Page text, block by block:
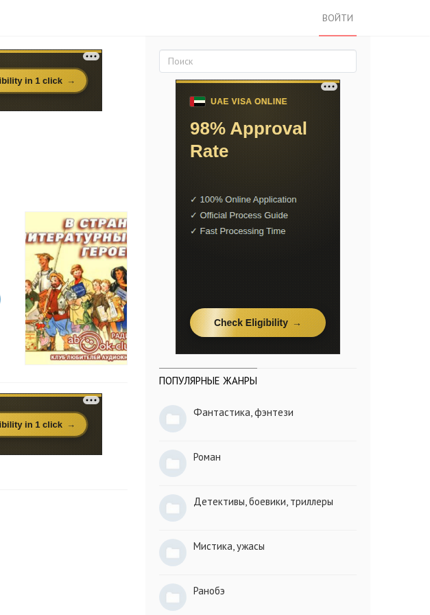
ВОЙТИ
ПОПУЛЯРНЫЕ ЖАНРЫ
Фантастика, фэнтези
Роман
Детективы, боевики, триллеры
Мистика, ужасы
Ранобэ